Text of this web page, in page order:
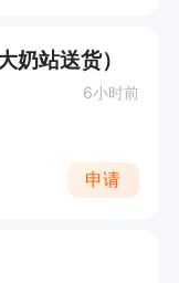
奶站送货）
6小时前
申请